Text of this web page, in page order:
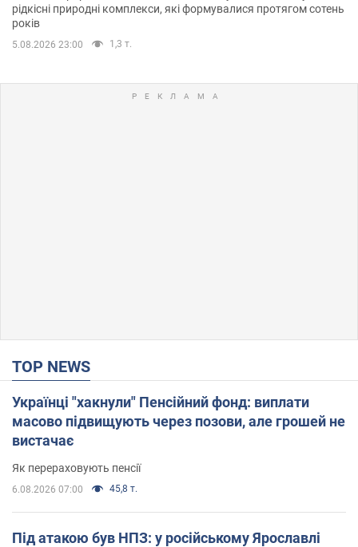
рідкісні природні комплекси, які формувалися протягом сотень
років
5.08.2026 23:00 1,3 т.
TOP NEWS
Українці "хакнули" Пенсійний фонд: виплати
масово підвищують через позови, але грошей не
вистачає
Як перераховують пенсії
6.08.2026 07:00 45,8 т.
Під атакою був НПЗ: у російському Ярославлі